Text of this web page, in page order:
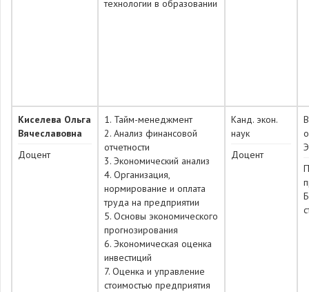
технологии в образовании
Киселева Ольга
Вячеславовна
Доцент
1. Тайм-менеджмент
2. Анализ финансовой
отчетности
3. Экономический анализ
4. Организация,
нормирование и оплата
труда на предприятии
5. Основы экономического
прогнозирования
6. Экономическая оценка
инвестиций
7. Оценка и управление
стоимостью предприятия
Канд. экон.
наук
Доцент